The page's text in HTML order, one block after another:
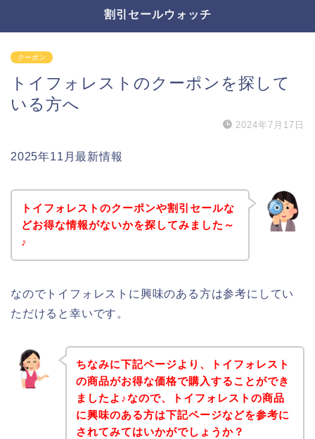
割引セールウォッチ
クーポン
トイフォレストのクーポンを探して
いる方へ
2024年7月17日
2025年11月最新情報
トイフォレストのクーポンや割引セールな
どお得な情報がないかを探してみました～
♪
なのでトイフォレストに興味のある方は参考にしてい
ただけると幸いです。
ちなみに下記ページより、トイフォレスト
の商品がお得な価格で購入することができ
ましたよ♪なので、トイフォレストの商品
に興味のある方は下記ページなどを参考に
されてみてはいかがでしょうか？